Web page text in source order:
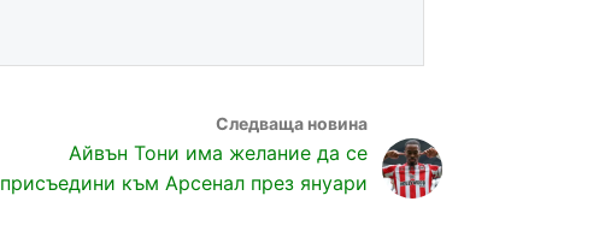
Айвън Тони има желание да се
присъедини към Арсенал през януари